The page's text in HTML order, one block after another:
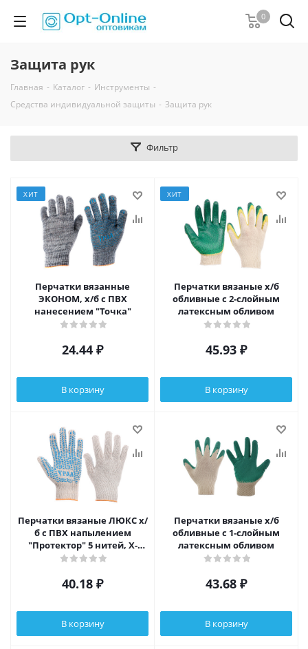
0
Защита рук
Главная - Каталог - Инструменты -
Средства индивидуальной защиты - Защита рук
Фильтр
ХИТ
Перчатки вязанные
ЭКОНОМ, х/б с ПВХ
нанесением "Точка"
24.44 ₽
В корзину
ХИТ
Перчатки вязаные х/б
обливные с 2-слойным
латексным обливом
45.93 ₽
В корзину
Перчатки вязаные ЛЮКС х/
б с ПВХ напылением
"Протектор" 5 нитей, Х-
нить, 62 гр, белые
40.18 ₽
В корзину
Перчатки вязаные х/б
обливные с 1-слойным
латексным обливом
43.68 ₽
В корзину